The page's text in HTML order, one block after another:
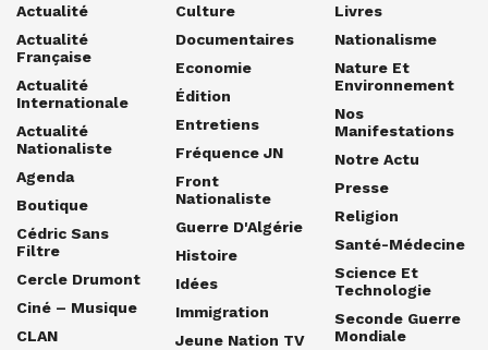
Actualité
Actualité
Française
Actualité
Internationale
Actualité
Nationaliste
Agenda
Boutique
Cédric Sans
Filtre
Cercle Drumont
Ciné – Musique
CLAN
Culture
Documentaires
Economie
Édition
Entretiens
Fréquence JN
Front
Nationaliste
Guerre D'Algérie
Histoire
Idées
Immigration
Jeune Nation TV
Livres
Nationalisme
Nature Et
Environnement
Nos
Manifestations
Notre Actu
Presse
Religion
Santé-Médecine
Science Et
Technologie
Seconde Guerre
Mondiale